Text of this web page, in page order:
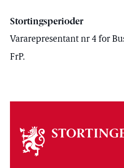
Stortingsperioder
Vararepresentant nr 4 for
FrP.
Om
stortinget